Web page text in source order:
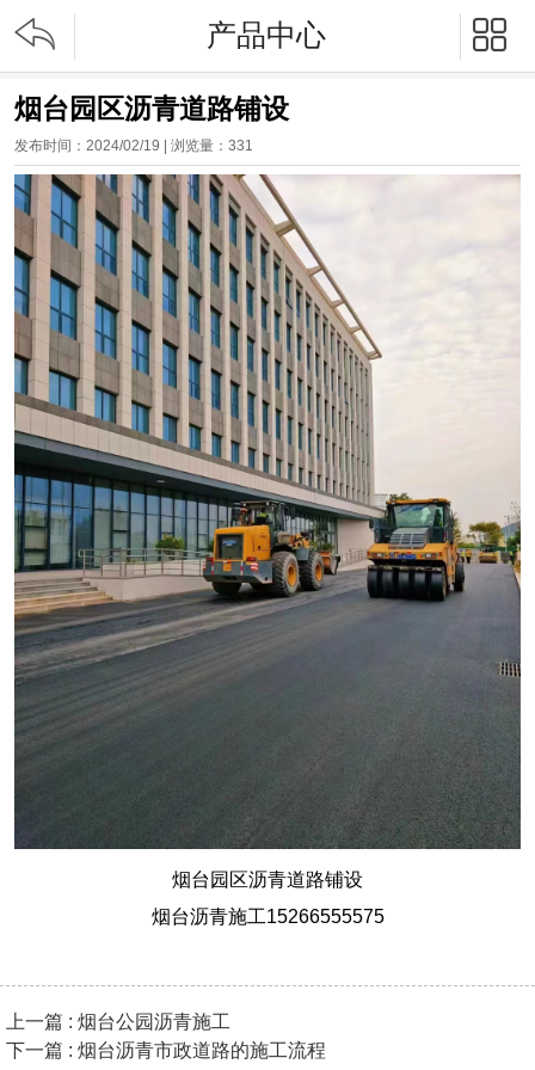
 产品中心 
烟台园区沥青道路铺设
发布时间：2024/02/19 | 浏览量： 331
烟台园区沥青道路铺设
烟台沥青施工15266555575
上一篇 : 烟台公园沥青施工
下一篇 : 烟台沥青市政道路的施工流程